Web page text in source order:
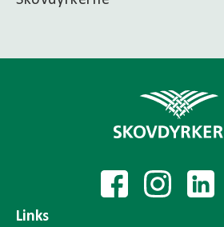
Links